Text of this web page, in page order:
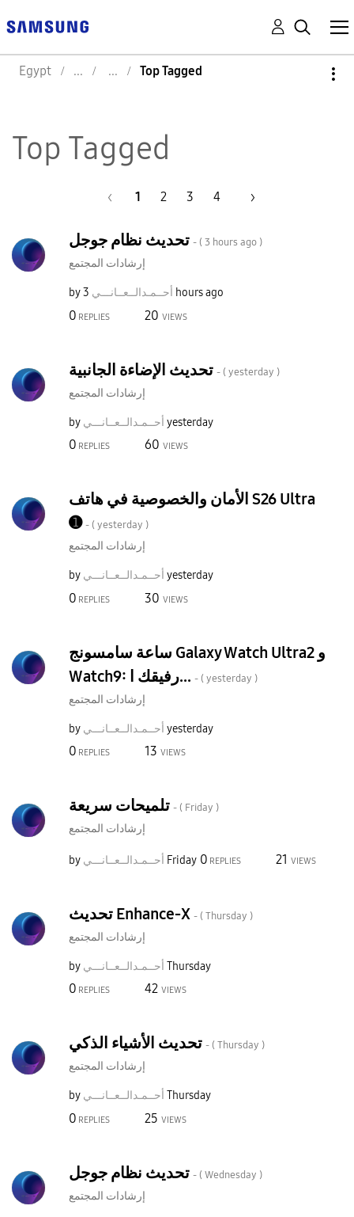
Egypt Top Tagged
Top Tagged
1 2 3 4
تحديث نظام جوجل - ( 3 hours ago )
إرشادات المجتمع
by أحــمـدالــعــانـــي 3 hours ago
0 REPLIES 20 VIEWS
تحديث الإضاءة الجانبية - ( yesterday )
إرشادات المجتمع
by أحــمـدالــعــانـــي yesterday
0 REPLIES 60 VIEWS
الأمان والخصوصية في هاتف S26 Ultra
➊- ( yesterday )
إرشادات المجتمع
by أحــمـدالــعــانـــي yesterday
0 REPLIES 30 VIEWS
ساعة سامسونج Galaxy Watch Ultra2 و
Watch9: رفيقك ا... - ( yesterday )
إرشادات المجتمع
by أحــمـدالــعــانـــي yesterday
0 REPLIES 13 VIEWS
تلميحات سريعة - ( Friday )
إرشادات المجتمع
by أحــمـدالــعــانـــي Friday 0 REPLIES 21 VIEWS
تحديث Enhance-X - ( Thursday )
إرشادات المجتمع
by أحــمـدالــعــانـــي Thursday
0 REPLIES 42 VIEWS
تحديث الأشياء الذكي - ( Thursday )
إرشادات المجتمع
by أحــمـدالــعــانـــي Thursday
0 REPLIES 25 VIEWS
تحديث نظام جوجل - ( Wednesday )
إرشادات المجتمع